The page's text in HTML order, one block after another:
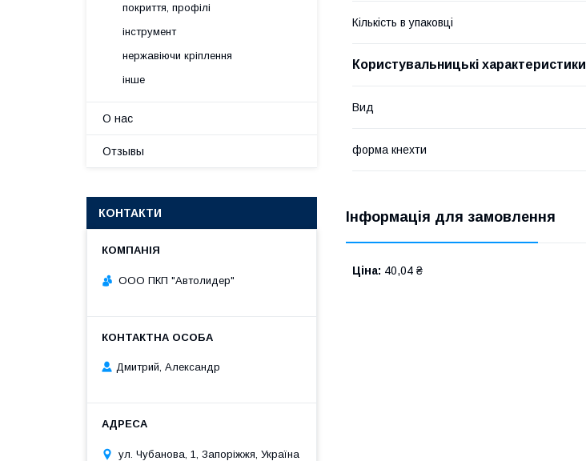
Кількість в упаковці
Користувальницькі характеристики
Вид
форма кнехти
Інформація для замовлення
Ціна: 40,04 ₴
покриття, профілі
інструмент
нержавіючи кріплення
інше
О нас
Отзывы
КОНТАКТИ
ООО ПКП "Автолидер"
Дмитрий, Александр
ул. Чубанова, 1, Запоріжжя, Україна